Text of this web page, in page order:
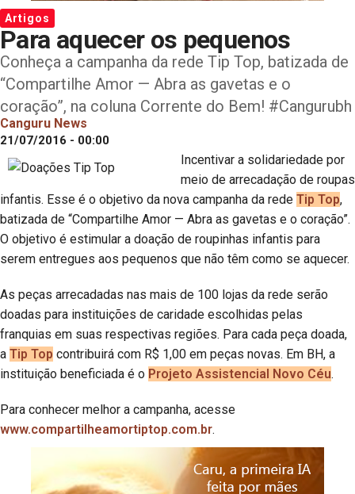
Artigos
Para aquecer os pequenos
Conheça a campanha da rede Tip Top, batizada de
“Compartilhe Amor — Abra as gavetas e o
coração”, na coluna Corrente do Bem! #Cangurubh
Canguru News
21/07/2016 - 00:00
Incentivar a solidariedade por
meio de arrecadação de roupas
infantis. Esse é o objetivo da nova campanha da rede Tip Top,
batizada de “Compartilhe Amor — Abra as gavetas e o coração”.
O objetivo é estimular a doação de roupinhas infantis para
serem entregues aos pequenos que não têm como se aquecer.
As peças arrecadadas nas mais de 100 lojas da rede serão
doadas para instituições de caridade escolhidas pelas
franquias em suas respectivas regiões. Para cada peça doada,
a Tip Top contribuirá com R$ 1,00 em peças novas. Em BH, a
instituição beneficiada é o Projeto Assistencial Novo Céu.
Para conhecer melhor a campanha, acesse
www.compartilheamortiptop.com.br.